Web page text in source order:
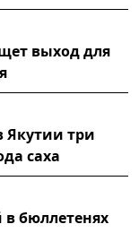
выход для
Якутии три
саха
бюллетенях